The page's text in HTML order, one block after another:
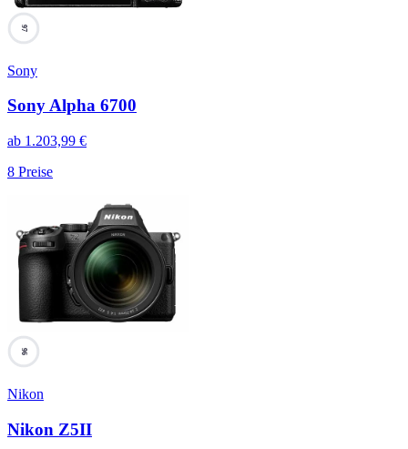
97
Sony
Sony Alpha 6700
ab 1.203,99 €
8 Preise
96
Nikon
Nikon Z5II